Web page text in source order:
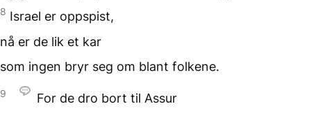
8 Israel er oppspist,
nå er de lik et kar
som ingen bryr seg om blant folkene.
9
For de dro bort til Assur